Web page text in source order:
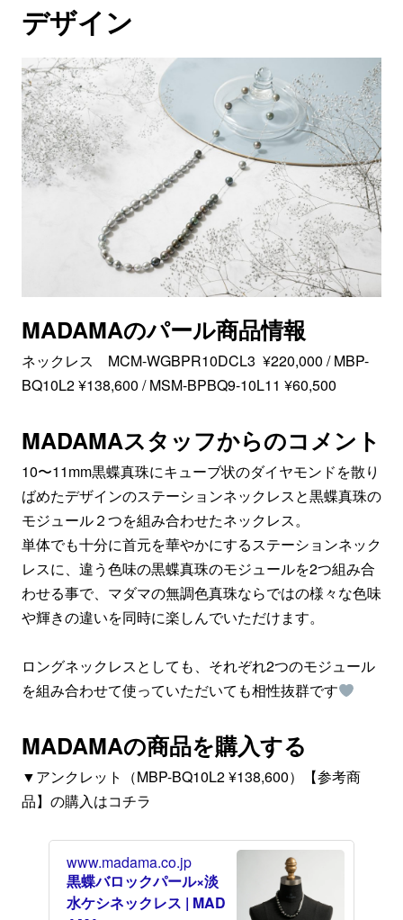
デザイン
MADAMAのパール商品情報
ネックレス MCM-WGBPR10DCL3 ¥220,000 / MBP-
BQ10L2 ¥138,600 / MSM-BPBQ9-10L11 ¥60,500
MADAMAスタッフからのコメント
10〜11mm黒蝶真珠にキューブ状のダイヤモンドを散り
ばめたデザインのステーションネックレスと黒蝶真珠の
モジュール２つを組み合わせたネックレス。
単体でも十分に首元を華やかにするステーションネック
レスに、違う色味の黒蝶真珠のモジュールを2つ組み合
わせる事で、マダマの無調色真珠ならではの様々な色味
や輝きの違いを同時に楽しんでいただけます。
ロングネックレスとしても、それぞれ2つのモジュール
を組み合わせて使っていただいても相性抜群です
MADAMAの商品を購入する
▼アンクレット（MBP-BQ10L2 ¥138,600）【参考商
品】の購入はコチラ
www.madama.co.jp
黒蝶バロックパール×淡
水ケシネックレス | MAD